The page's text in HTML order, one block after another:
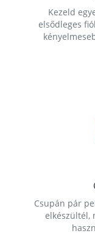
Kezeld
elsődleges
Csupán pár
elkészültél,